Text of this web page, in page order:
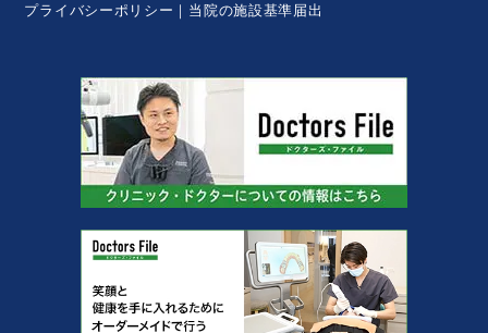
プライバシーポリシー 当院の施設基準届出